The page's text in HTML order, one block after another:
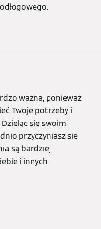
ważna, ponieważ
Twoje potrzeby i
się swoimi
przyczyniasz się
są bardziej
i innych